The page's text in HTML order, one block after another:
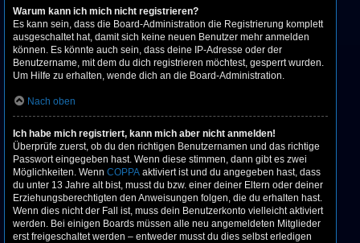
Warum kann ich mich nicht registrieren?
Es kann sein, dass die Board-Administration die Registrierung komplett
ausgeschaltet hat, damit sich keine neuen Benutzer mehr anmelden
können. Es könnte auch sein, dass deine IP-Adresse oder der
Benutzername, mit dem du dich registrieren möchtest, gesperrt wurden.
Um Hilfe zu erhalten, wende dich an die Board-Administration.
Nach oben
Ich habe mich registriert, kann mich aber nicht anmelden!
Überprüfe zuerst, ob du den richtigen Benutzernamen und das richtige
Passwort eingegeben hast. Wenn diese stimmen, dann gibt es zwei
Möglichkeiten. Wenn COPPA aktiviert ist und du angegeben hast, dass
du unter 13 Jahre alt bist, musst du bzw. einer deiner Eltern oder deiner
Erziehungsberechtigten den Anweisungen folgen, die du erhalten hast.
Wenn dies nicht der Fall ist, muss dein Benutzerkonto vielleicht aktiviert
werden. Bei einigen Boards müssen alle neu angemeldeten Mitglieder
erst freigeschaltet werden – entweder musst du dies selbst erledigen